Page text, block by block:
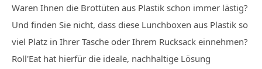
Waren Ihnen die Brottüten aus Plastik schon immer lästig?
Und finden Sie nicht, dass diese Lunchboxen aus Plastik so
viel Platz in Ihrer Tasche oder Ihrem Rucksack einnehmen?
Roll'Eat hat hierfür die ideale, nachhaltige Lösung